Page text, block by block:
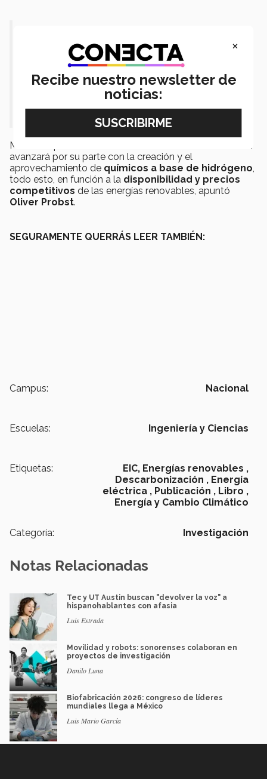
generación de energía que sea más
barata que la energía eólica y la
fotovoltaica, por lo menos a grandes
escalas”.
Mientras que la descarbonización en el sector industrial
avanzará por su parte con la creación y el
aprovechamiento de químicos a base de hidrógeno
todo esto, en función a la disponibilidad y precios
competitivos de las energías renovables, apuntó
Oliver Probst.
SEGURAMENTE QUERRÁS LEER TAMBIÉN:
Campus: Nacional
Escuelas: Ingeniería y Ciencias
Etiquetas: EIC, Energías renovables ,
Descarbonización , Energía
eléctrica , Publicación , Libro ,
Energía y Cambio Climático
Categoría: Investigación
Notas Relacionadas
Tec y UT Austin buscan "devolver la voz" a
hispanohablantes con afasia
Luis Estrada
Movilidad y robots: sonorenses colaboran en
proyectos de investigación
Danilo Luna
Biofabricación 2026: congreso de líderes
mundiales llega a México
Luis Mario García
×
Recibe nuestro newsletter de
noticias: